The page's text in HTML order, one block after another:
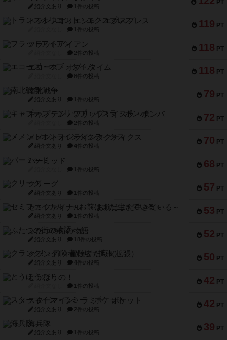
PT
紹介文あり 1件の投稿
119 PT
トランスオリエント・エクスプレス
1件の投稿
118 PT
フラットアイアン
2件の投稿
118 PT
エコーズ・オブ・タイム
8件の投稿
79 PT
南北戦争
紹介文あり 1件の投稿
72 PT
キャプテン・フリップ：イスラ・ボンバ
2件の投稿
70 PT
メメントオンラインタクティクス
紹介文あり 4件の投稿
68 PT
パーミッド
1件の投稿
57 PT
クリーグ
紹介文あり 1件の投稿
53 PT
セミファイナル ～お前はまだ生きている～
紹介文あり 1件の投稿
52 PT
ふたつの街の物語
紹介文あり 18件の投稿
50 PT
クランク! ：冒険者たち（拡張）
紹介文あり 4件の投稿
42 PT
とうほうの！
1件の投稿
42 PT
スターマイン・ラミー ポケット
紹介文あり 2件の投稿
39 PT
海兵隊
紹介文あり 1件の投稿